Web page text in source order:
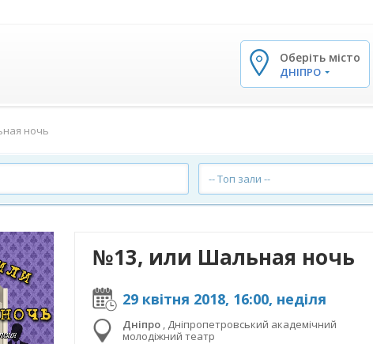
Оберіть місто
ДНІПРО
ночь
-- Топ зали --
№13, или Шальная ночь
29 квітня 2018, 16:00, неділя
Дніпро
Дніпропетровський академічний
молодіжний театр